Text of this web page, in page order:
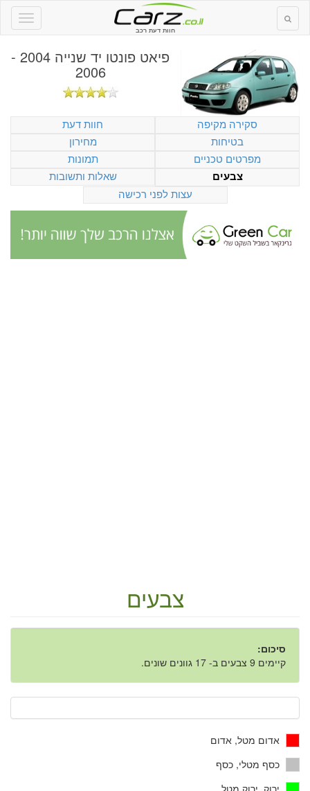
חוות דעת רכב
פיאט פונטו יד שנייה 2004 -
2006
סקירה מקיפה
חוות דעת
בטיחות
מחירון
מפרטים טכניים
תמונות
צבעים
שאלות ותשובות
עצות לפני רכישה
צבעים
סיכום:
קיימים 9 צבעים ב- 17 גוונים שונים.
אדום מטל, אדום
כסף מטלי, כסף
ירוק, ירוק מטל